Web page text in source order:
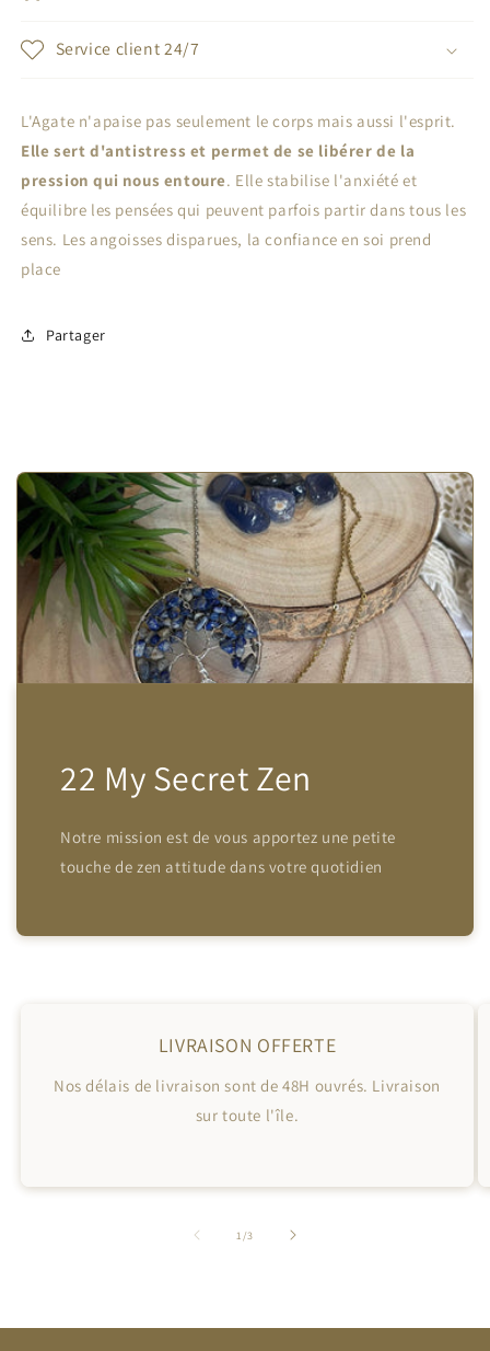
Service client 24/7
L'Agate n'apaise pas seulement le corps mais aussi l'esprit.
Elle sert d'antistress et permet de se libérer de la
pression qui nous entoure. Elle stabilise l'anxiété et
équilibre les pensées qui peuvent parfois partir dans tous les
sens. Les angoisses disparues, la confiance en soi prend
place
Partager
22 My Secret Zen
Notre mission est de vous apportez une petite
touche de zen attitude dans votre quotidien
LIVRAISON OFFERTE
Nos délais de livraison sont de 48H ouvrés. Livraison
sur toute l'île.
1/de
3